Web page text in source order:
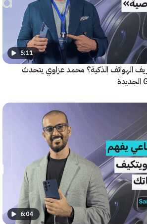
5:11
الذكية؟ محمد عزاوي يتحدث
6:04